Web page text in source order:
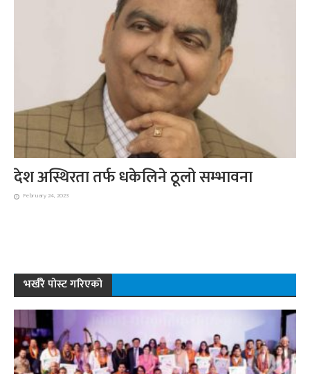
देश अस्थिरता तर्फ धकेलिने ठूलो सम्भावना
February 24, 2023
भर्खरै पोस्ट गरिएको